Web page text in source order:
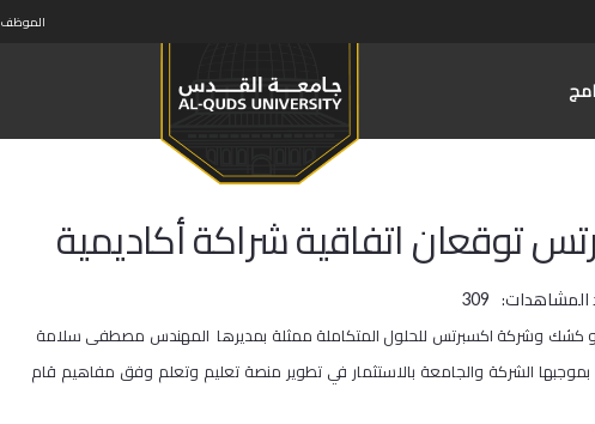
الموظف
توقعان اتفاقية شراكة أكاديمية
المشاهدات: 309
كشك وشركة اكسبرتس للحلول المتكاملة ممثلة بمديرها المهندس مصطفى سلامة
الشركة والجامعة بالاستثمار في تطوير منصة تعليم وتعلم وفق مفاهيم قام